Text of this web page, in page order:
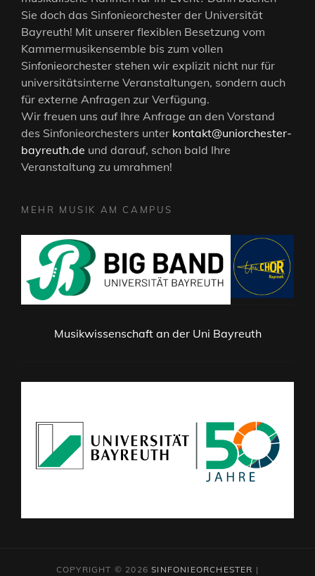
Sie doch das Sinfonieorchester der Universität
Bayreuth! Mit unserer flexiblen Besetzung vom
Kammermusikensemble bis zum vollen
Sinfonieorchester stehen wir explizit nicht nur für
universitätsinterne Veranstaltungen, sondern auch
für externe Anfragen zur Verfügung.
Wir freuen uns auf Ihre Anfrage an den Vorstand
des Sinfonieorchesters unter kontakt@uniorchester-
bayreuth.de und darauf, schon bald Ihre
Veranstaltung zu umrahmen!
MEHR MUSIK AM CAMPUS
Musikwissenschaft an der Uni Bayreuth
COPYRIGHT © 2026SINFONIEORCHESTER |